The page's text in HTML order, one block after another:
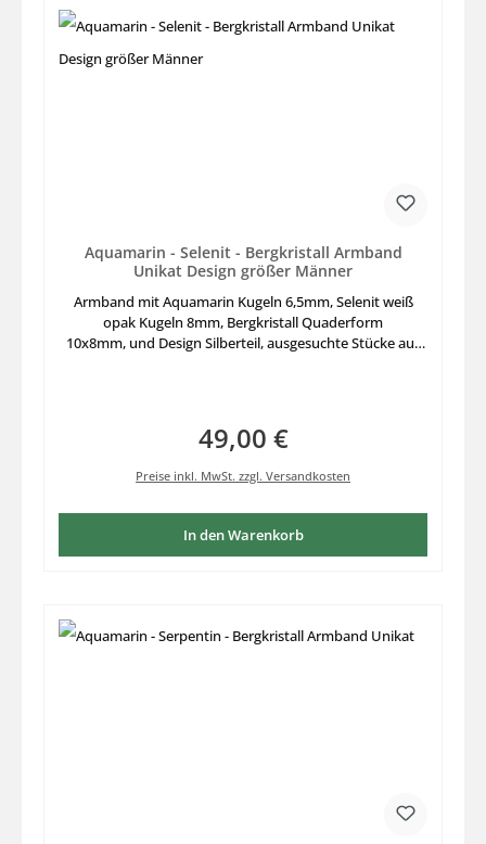
Aquamarin - Selenit - Bergkristall Armband
Unikat Design größer Männer
Armband mit Aquamarin Kugeln 6,5mm, Selenit weiß
opak Kugeln 8mm, Bergkristall Quaderform
10x8mm, und Design Silberteil, ausgesuchte Stücke auf
Regulärer Preis:
49,00 €
Preise inkl. MwSt. zzgl. Versandkosten
In den Warenkorb